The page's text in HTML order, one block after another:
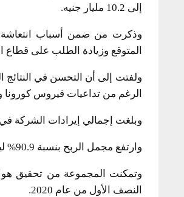
إلى 10.2 مليار جنيه.
وذكرت من ضمن أسباب انتعاشة
المتوقع وزيادة الطلب على قطاع
الرغم من تداعيات فيروس كورونا
وبلغت إجمالي إيرادات الشركة في النصف الأول
وارتفع مجمل الربح بنسبة 90.9% ليصل إلى 1.1 مليار جنيه.
النصف الأول من عام 2020.